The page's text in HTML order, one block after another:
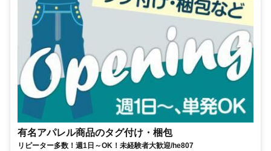
有名アパレル商品のタグ付け・梱包
リピーター多数！週1日～OK！未経験者大歓迎/he807